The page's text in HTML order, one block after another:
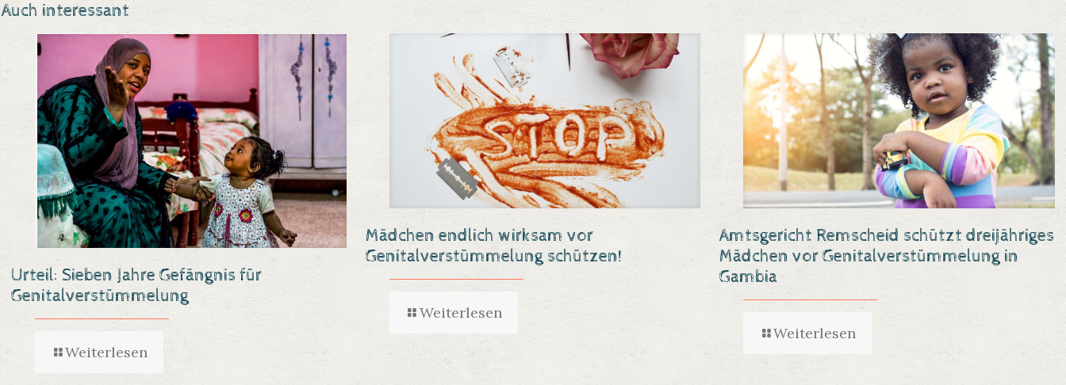
Auch interessant
Urteil: Sieben Jahre Gefängnis für
Genitalverstümmelung
Weiterlesen
Mädchen endlich wirksam vor
Genitalverstümmelung schützen!
Weiterlesen
Amtsgericht Remscheid schützt dreijähriges
Mädchen vor Genitalverstümmelung in
Gambia
Weiterlesen